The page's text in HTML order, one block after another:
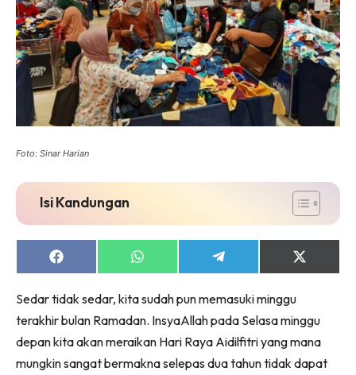
Foto: Sinar Harian
Isi Kandungan
Share
on
Share
on
Share
on
Share
on
Sedar tidak sedar, kita sudah pun memasuki minggu
terakhir bulan Ramadan. InsyaAllah pada Selasa minggu
depan kita akan meraikan Hari Raya Aidilfitri yang mana
mungkin sangat bermakna selepas dua tahun tidak dapat